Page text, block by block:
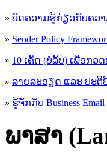
» ບົດຄວາມຮູ້ກ່ຽວກັບຄວາ
» Sender Policy
» 10 ເຄັດ (ບໍ່ລັບ) ເພື່ອກວ
» ລາຍລະອຽດ ແລະ ປະຕິ
» ຮູ້​ຈັກກັບ​ Business
ພາສາ